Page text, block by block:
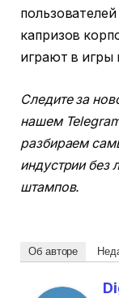
капризов
играют в игры
Следите за
нашем
разбираем
индустрии без
штампов.
Об авторе